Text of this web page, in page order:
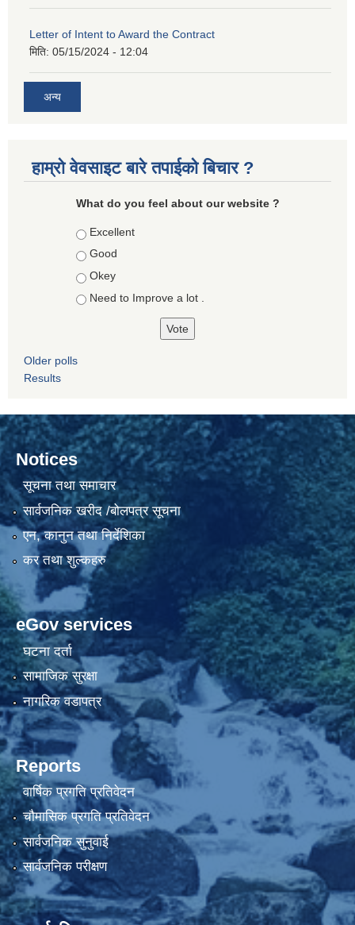
Letter of Intent to Award the Contract
मिति: 05/15/2024 - 12:04
अन्य
हाम्रो वेवसाइट बारे तपाईको बिचार ?
What do you feel about our website ?
Choices
Excellent
Good
Okey
Need to Improve a lot .
Older polls
Results
Notices
सूचना तथा समाचार
सार्वजनिक खरीद /बोलपत्र सूचना
एन, कानुन तथा निर्देशिका
कर तथा शुल्कहरु
eGov services
घटना दर्ता
सामाजिक सुरक्षा
नागरिक वडापत्र
Reports
वार्षिक प्रगति प्रतिवेदन
चौमासिक प्रगति प्रतिवेदन
सार्वजनिक सुनुवाई
सार्वजनिक परीक्षण